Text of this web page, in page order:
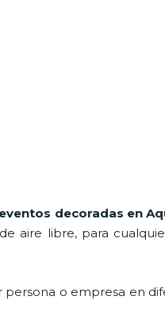
decoradas en
aire libre, para
o empresa en